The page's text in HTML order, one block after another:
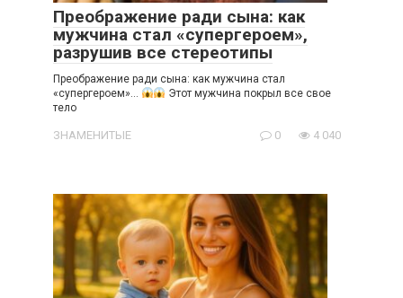
Преображение ради сына: как
мужчина стал «супергероем»,
разрушив все стереотипы
Преображение ради сына: как мужчина стал
«супергероем»…
Этот мужчина покрыл все свое
тело
ЗНАМЕНИТЫЕ 0 4 040